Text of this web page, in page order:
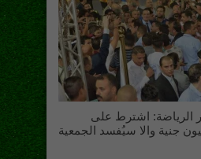
الرياضة: اشترط على
جنية والا سيُفسد الجمعية